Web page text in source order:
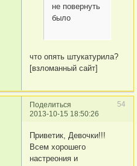
не повернуть
было
что опять штукатурила?
[взломанный сайт]
Поделиться
54
2013-10-15 18:50:26
Приветик, Девочки!!!
Всем хорошего
настреония и